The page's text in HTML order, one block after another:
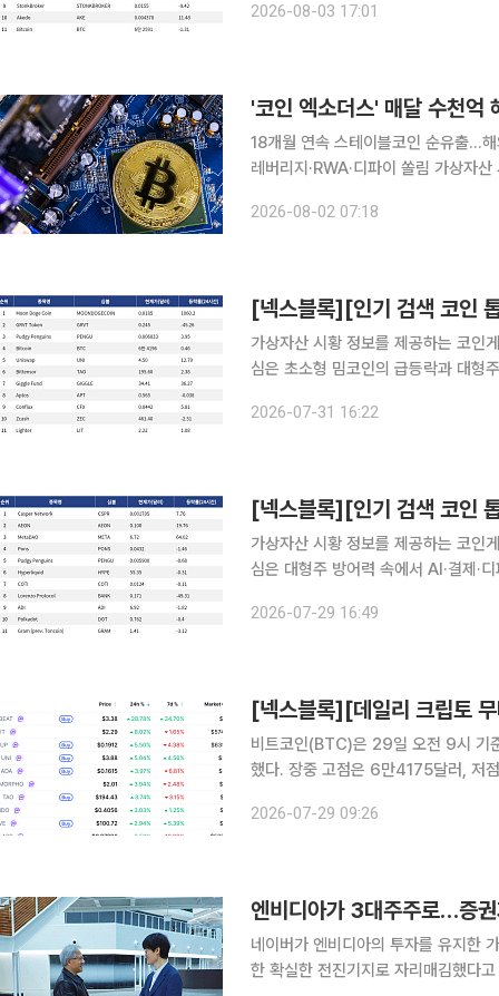
Bless는 24시간 동안 40.99% 오르
2026-08-03 17:01
'코인 엑소더스' 매달 수천억
18개월 연속 스테이블코인 순유출…
레버리지·RWA·디파이 쏠림 가상자산 시장이 조정을 받고 있는 가운데서도 국내 투자자들의 스테이
없는 고위험 파생상품과 실물연계자
2026-08-02 07:18
가상자산 시황 정보를 제공하는 코
심은 초소형 밈코인의 급등락과 대형
단적으로 커진 종목군이다. Moon
2026-07-31 16:22
가상자산 시황 정보를 제공하는 코
심은 대형주 방어력 속에서 AI·결제·
준 64.02% 올랐고 시가총액은 1억
2026-07-29 16:49
비트코인(BTC)은 29일 오전 9시
했다. 장중 고점은 6만4175달러, 저
2026-07-29 09:26
엔비디아가 3대주주로…증
네이버가 엔비디아의 투자를 유지한
한 확실한 전진기지로 자리매김했다고 평가했다. 28일 금융감독원 전자공